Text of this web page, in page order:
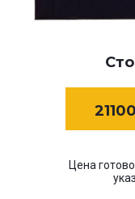
21100
Цена